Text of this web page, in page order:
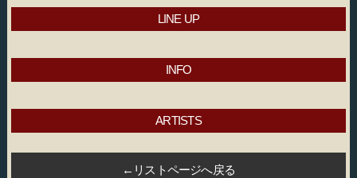
LINE UP
INFO
ARTISTS
←リストページへ戻る